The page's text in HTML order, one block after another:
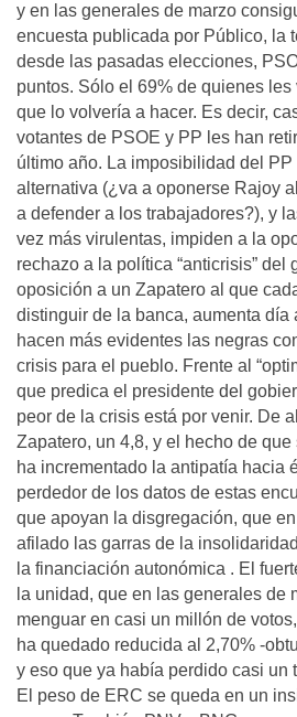
y en las generales de marzo
encuesta publicada por Público, la
desde las pasadas elecciones,
puntos. Sólo el 69% de quienes
que lo volvería a hacer. Es decir,
votantes de PSOE y PP les han
último año. La imposibilidad del PP
alternativa (¿va a oponerse Rajoy
a defender a los trabajadores?), y
vez más virulentas, impiden a la
rechazo a la política “anticrisis” del
oposición a un Zapatero al que
distinguir de la banca, aumenta día
hacen más evidentes las negras
crisis para el pueblo. Frente al
que predica el presidente del
peor de la crisis está por venir. De
Zapatero, un 4,8, y el hecho de
ha incrementado la antipatía hacia
perdedor de los datos de estas
que apoyan la disgregación, que
afilado las garras de la
la financiación autonómica . El
la unidad, que en las generales de
menguar en casi un millón de
ha quedado reducida al 2,70% -
y eso que ya había perdido casi un
El peso de ERC se queda en un